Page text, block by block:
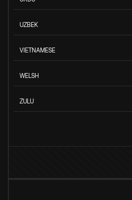
UZBEK
VIETNAMESE
WELSH
ZULU